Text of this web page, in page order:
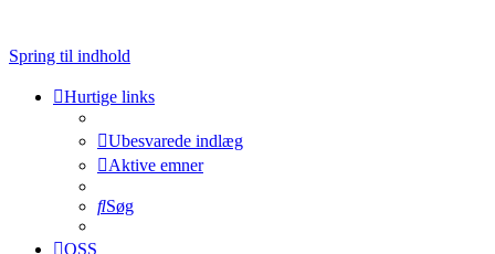
Spring til indhold
Hurtige links
Ubesvarede indlæg
Aktive emner
Søg
OSS